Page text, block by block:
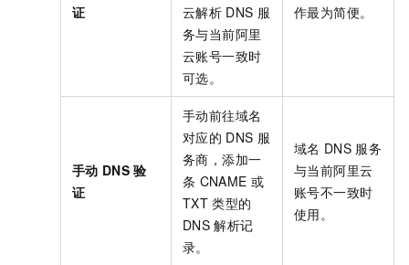
证
云解析 DNS 服
务与当前阿里
云账号一致时
可选。
作最为简便。
手动 DNS 验
证
手动前往域名
对应的 DNS 服
务商，添加一
条 CNAME 或
TXT 类型的
DNS 解析记
录。
域名 DNS 服务
与当前阿里云
账号不一致时
使用。